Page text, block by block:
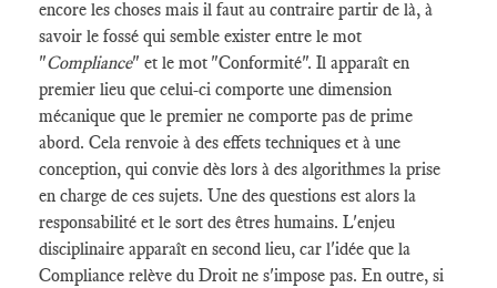
encore les choses mais il faut au contraire partir de là, à
savoir le fossé qui semble exister entre le mot
"Compliance" et le mot "Conformité". Il apparaît en
premier lieu que celui-ci comporte une dimension
mécanique que le premier ne comporte pas de prime
abord. Cela renvoie à des effets techniques et à une
conception, qui convie dès lors à des algorithmes la prise
en charge de ces sujets. Une des questions est alors la
responsabilité et le sort des êtres humains. L'enjeu
disciplinaire apparaît en second lieu, car l'idée que la
Compliance relève du Droit ne s'impose pas. En outre, si